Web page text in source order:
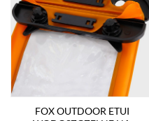
FOX OUTDOOR ETUI